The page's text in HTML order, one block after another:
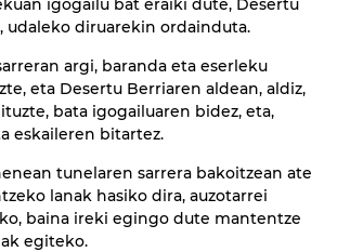
udaleko diruarekin ordainduta.
argi, baranda eta eserleku
eta Desertu Berriaren aldean, aldiz,
bata igogailuaren bidez, eta,
eskaileren bitartez.
tunelaren sarrera bakoitzean ate
lanak hasiko dira, auzotarrei
baina ireki egingo dute mantentze
egiteko.